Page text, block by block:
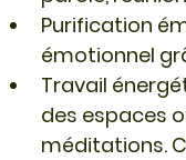
Purification
émotionnel
Travail
des espaces
méditations.